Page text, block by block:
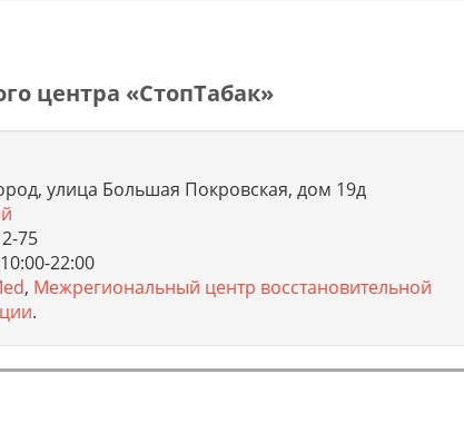
центра «СтопТабак»
улица Большая Покровская, дом 19д
75
22:00
, Межрегиональный центр восстановительной
.